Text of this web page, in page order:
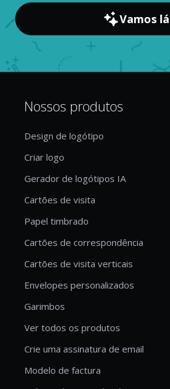
Vamos lá
Nossos produtos
Design de logótipo
Criar logo
Gerador de logótipos IA
Cartões de visita
Papel timbrado
Cartões de correspondência
Cartões de visita verticais
Envelopes personalizados
Garimbos
Ver todos os produtos
Crie uma assinatura de email
Modelo de factura